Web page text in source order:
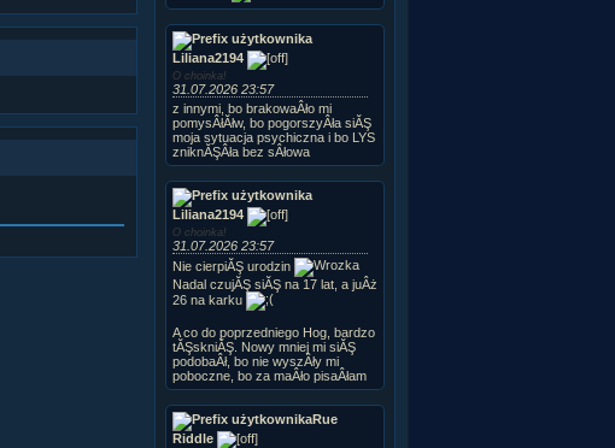
Liliana2194
O choinka!
31.07.2026 23:57
z innymi, bo brakowaÂło mi
pomysÂłĂłw, bo pogorszyÂła siĂŞ
moja sytuacja psychiczna i bo LYS
zniknĂŞÂła bez sÂłowa
Liliana2194
O choinka!
31.07.2026 23:57
Nie cierpiĂŞ urodzin
Nadal czujĂŞ siĂŞ na 17 lat, a juÂż
26 na karku
A co do poprzedniego Hog, bardzo
tĂŞskniĂŞ. Nowy mniej mi siĂŞ
podobaÂł, bo nie wyszÂły mi
poboczne, bo za maÂło pisaÂłam
Rue
Riddle